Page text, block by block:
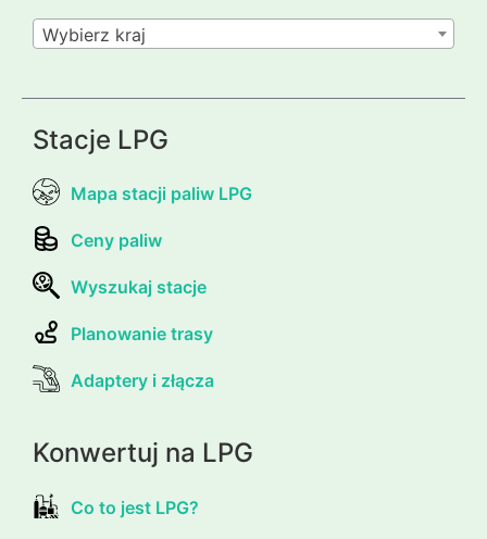
Wybierz kraj
Stacje LPG
Mapa stacji paliw LPG
Ceny paliw
Wyszukaj stacje
Planowanie trasy
Adaptery i złącza
Konwertuj na LPG
Co to jest LPG?